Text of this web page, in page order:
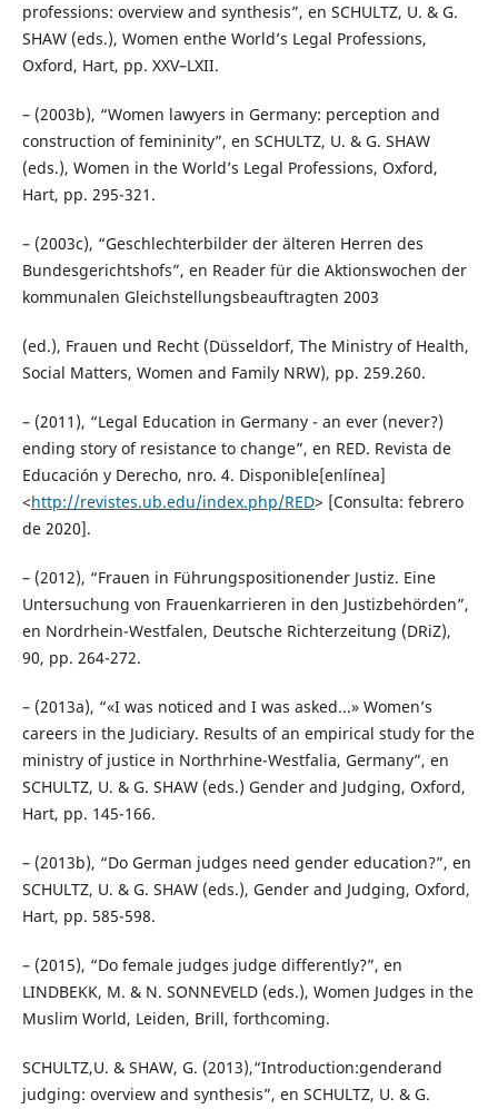
professions: overview and synthesis”, en SCHULTZ, U. & G.
SHAW (eds.), Women enthe World’s Legal Professions,
Oxford, Hart, pp. XXV–LXII.
– (2003b), “Women lawyers in Germany: perception and
construction of femininity”, en SCHULTZ, U. & G. SHAW
(eds.), Women in the World’s Legal Professions, Oxford,
Hart, pp. 295-321.
– (2003c), “Geschlechterbilder der älteren Herren des
Bundesgerichtshofs”, en Reader für die Aktionswochen der
kommunalen Gleichstellungsbeauftragten 2003
(ed.), Frauen und Recht (Düsseldorf, The Ministry of Health,
Social Matters, Women and Family NRW), pp. 259.260.
– (2011), “Legal Education in Germany - an ever (never?)
ending story of resistance to change”, en RED. Revista de
Educación y Derecho, nro. 4. Disponible[enlínea]
<http://revistes.ub.edu/index.php/RED> [Consulta: febrero
de 2020].
– (2012), “Frauen in Führungspositionender Justiz. Eine
Untersuchung von Frauenkarrieren in den Justizbehörden”,
en Nordrhein-Westfalen, Deutsche Richterzeitung (DRiZ),
90, pp. 264-272.
– (2013a), “«I was noticed and I was asked...» Women’s
careers in the Judiciary. Results of an empirical study for the
ministry of justice in Northrhine-Westfalia, Germany”, en
SCHULTZ, U. & G. SHAW (eds.) Gender and Judging, Oxford,
Hart, pp. 145-166.
– (2013b), “Do German judges need gender education?”, en
SCHULTZ, U. & G. SHAW (eds.), Gender and Judging, Oxford,
Hart, pp. 585-598.
– (2015), “Do female judges judge differently?”, en
LINDBEKK, M. & N. SONNEVELD (eds.), Women Judges in the
Muslim World, Leiden, Brill, forthcoming.
SCHULTZ,U. & SHAW, G. (2013),“Introduction:genderand
judging: overview and synthesis”, en SCHULTZ, U. & G.